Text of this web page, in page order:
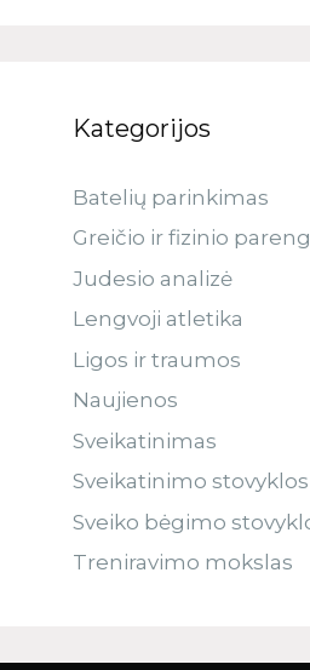
Kategorijos
Batelių parinkimas
Greičio ir fizinio
Judesio analizė
Lengvoji atletika
Ligos ir traumos
Naujienos
Sveikatinimas
Sveikatinimo stovyklos
Sveiko bėgimo
Treniravimo mokslas